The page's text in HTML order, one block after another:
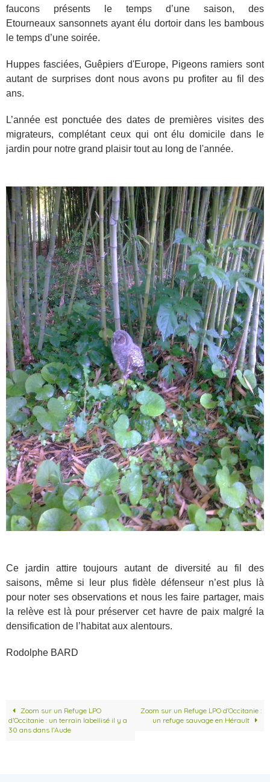
faucons présents le temps d’une saison, des
Etourneaux sansonnets ayant élu dortoir dans les bambous
le temps d’une soirée.
Huppes fasciées, Guêpiers d'Europe, Pigeons ramiers sont
autant de surprises dont nous avons pu profiter au fil des
ans.
L’année est ponctuée des dates de premières visites des
migrateurs, complétant ceux qui ont élu domicile dans le
jardin pour notre grand plaisir tout au long de l'année.
Ce jardin attire toujours autant de diversité au fil des
saisons, même si leur plus fidèle défenseur n’est plus là
pour noter ses observations et nous les faire partager, mais
la relève est là pour préserver cet havre de paix malgré la
densification de l’habitat aux alentours.
Rodolphe BARD
Zoom sur un Refuge LPO
d’Occitanie : un terrain labellisé il y a
30 ans dans l’Aude
Zoom sur un Refuge LPO d’Occitanie :
un refuge sauvage en Hérault